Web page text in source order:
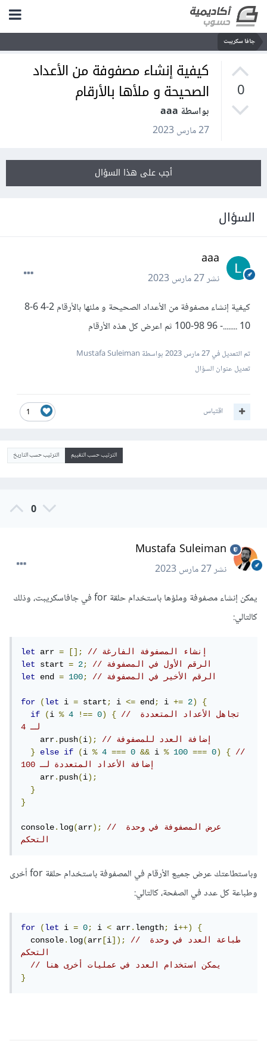
جافا سكريبت
0
كيفية إنشاء مصفوفة من الأعداد
الصحيحة و ملأها بالأرقام
بواسطة aaa
27 مارس 2023
أجب على هذا السؤال
السؤال
aaa
نشر27 مارس 2023
كيفية إنشاء مصفوفة من الأعداد الصحيحة و ملئها بالأرقام 2-4 6-8
10 ........- 96 98-100 ثم اعرض كل هذه الأرقام
تم التعديل في27 مارس 2023
بواسطة Mustafa Suleiman
تعديل عنوان السؤال
1 اقتباس
الترتيب حسب التقييم الترتيب حسب التاريخ
0
Mustafa Suleiman
نشر27 مارس 2023
يمكن إنشاء مصفوفة وملؤها باستخدام حلقة for في جافاسكريبت، وذلك
كالتالي:
let arr = [];
// إنشاء المصفوفة الفارغة
let
start = 2;
// الرقم الأول في المصفوفة
let
end = 100; // الرقم الأخير في المصفوفة
for (let i = start; i <= end; i += 2)
{
if
(i % 4 !== 0) {
// تجاهل الأعداد المتعددة
لـ 4
    arr
.push(i);
// إضافة العدد للمصفوفة
}
else if (i % 4 === 0 && i % 100 === 0) {
//
إضافة الأعداد المتعددة لـ 100
    arr
.push(i);
}
}
console.log(arr);
// عرض المصفوفة في وحدة
التحكم
وباستطاعتك عرض جميع الأرقام في المصفوفة باستخدام حلقة for أخرى
وطباعة كل عدد في الصفحة، كالتالي:
for (let i = 0; i < arr.length; i++)
{
  console
.log(arr [i]);
// طباعة العدد في وحدة
التحكم
// يمكن استخدام العدد في عمليات أخرى هنا
}